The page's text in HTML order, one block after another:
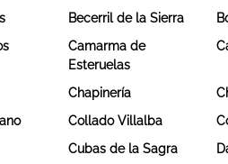
Becerril de la Sierra
Camarma de
Esteruelas
Chapinería
Collado Villalba
Cubas de la Sagra